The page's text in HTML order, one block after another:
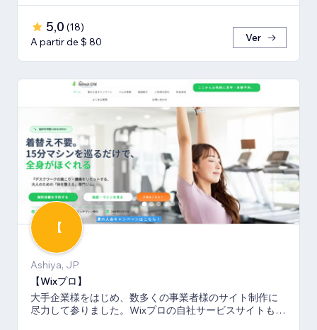
5,0 (18)
A partir de $ 80
Ver
【
Ashiya, JP
【Wixプロ】
大手企業様をはじめ、数多くの事業者様のサイト制作に
尽力して参りました。Wixプロの自社サービスサイトも多